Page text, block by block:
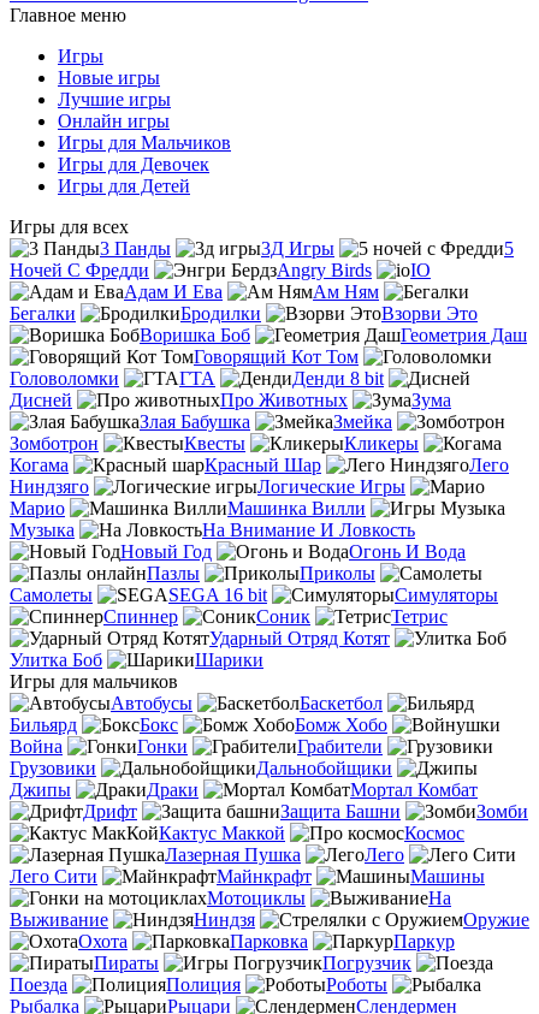
Главное меню
Игры
Новые игры
Лучшие игры
Онлайн игры
Игры для Мальчиков
Игры для Девочек
Игры для Детей
Игры для всех
3 Панды
3Д Игры
5
Ночей С Фредди
Angry Birds
IO
Адам И Ева
Ам Ням
Бегалки
Бродилки
Взорви Это
Воришка Боб
Геометрия Даш
Говорящий Кот Том
Головоломки
ГТА
Денди 8 bit
Дисней
Про Животных
Зума
Злая Бабушка
Змейка
Зомботрон
Квесты
Кликеры
Когама
Красный Шар
Лего
Ниндзяго
Логические Игры
Марио
Машинка Вилли
Музыка
На Внимание И Ловкость
Новый Год
Огонь И Вода
Пазлы
Приколы
Самолеты
SEGA 16 bit
Симуляторы
Спиннер
Соник
Тетрис
Ударный Отряд Котят
Улитка Боб
Шарики
Игры для мальчиков
Автобусы
Баскетбол
Бильярд
Бокс
Бомж Хобо
Война
Гонки
Грабители
Грузовики
Дальнобойщики
Джипы
Драки
Мортал Комбат
Дрифт
Защита Башни
Зомби
Кактус Маккой
Космос
Лазерная Пушка
Лего
Лего Сити
Майнкрафт
Машины
Мотоциклы
На
Выживание
Ниндзя
Оружие
Охота
Парковка
Паркур
Пираты
Погрузчик
Поезда
Полиция
Роботы
Рыбалка
Рыцари
Слендермен